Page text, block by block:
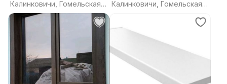
Калинковичи, Гомельская
область
Калинковичи, Гомельская